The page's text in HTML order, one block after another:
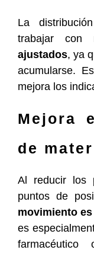
La
trabajar con
ajustados, ya
acumularse.
mejora los
Mejora
de
Al reducir los
puntos de
movimiento
es